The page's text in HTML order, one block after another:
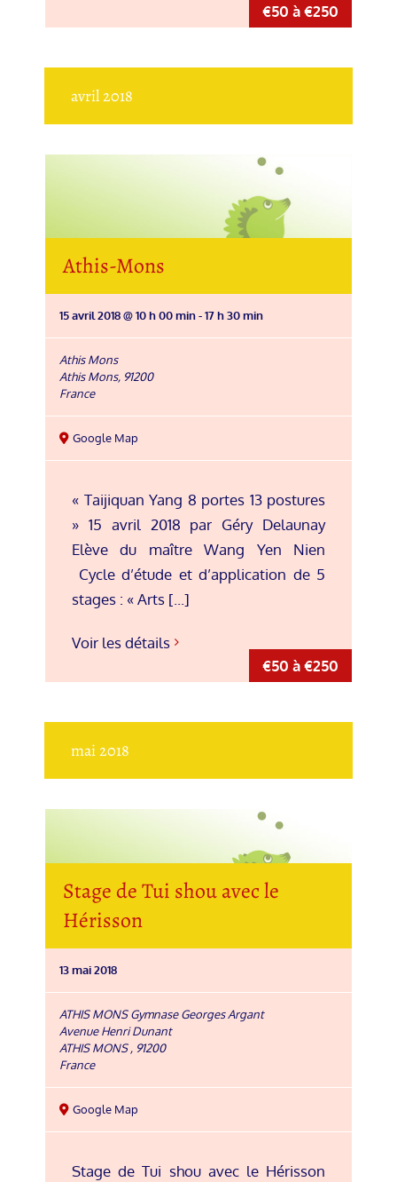
€50 à €250
avril 2018
€50 à €250
Athis-Mons
15 avril 2018 @ 10 h 00 min-17 h 30 min
Athis Mons
Athis Mons, 91200
France
Google Map
« Taijiquan Yang 8 portes 13 postures
» 15 avril 2018 par Géry Delaunay
Elève du maître Wang Yen Nien
Cycle d’étude et d’application de 5
stages : « Arts [...]
Voir les détails
mai 2018
Stage de Tui shou avec le
Hérisson
13 mai 2018
ATHIS MONS Gymnase Georges Argant
Avenue Henri Dunant
ATHIS MONS, 91200
France
Google Map
Stage de Tui shou avec le Hérisson